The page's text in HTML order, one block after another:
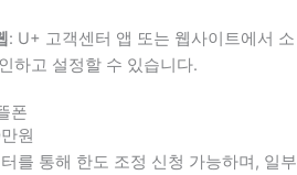
: U+ 고객센터 앱 또는 웹사이트에서 소
하고 설정할 수 있습니다.
폰
원
를 통해 한도 조정 신청 가능하며, 일부